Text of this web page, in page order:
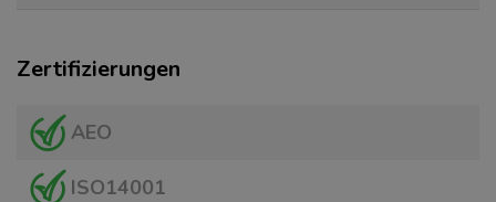
Zertifizierungen
AEO
ISO14001